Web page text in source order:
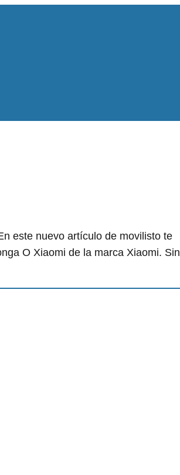
este nuevo artículo de movilisto te
O Xiaomi de la marca Xiaomi. Sin